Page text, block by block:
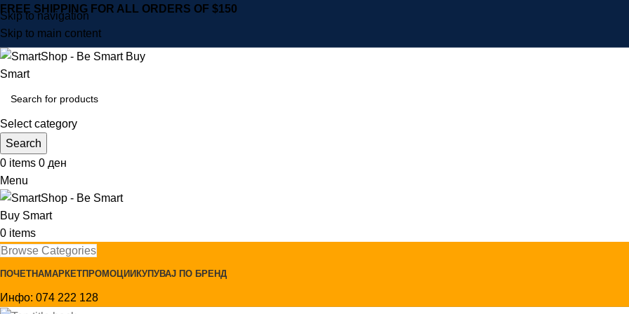
Skip to navigation
Skip to main content
FREE SHIPPING FOR ALL ORDERS OF $150
Select category
Search
0 items 0 ден
Menu
0 items
Browse Categories
ПОЧЕТНАМАРКЕТПРОМОЦИИ КУПУВАЈ ПО БРЕНД
Инфо: 074 222 128